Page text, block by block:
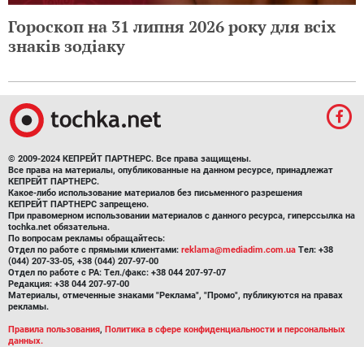
Гороскоп на 31 липня 2026 року для всіх
знаків зодіаку
© 2009-2024 КЕПРЕЙТ ПАРТНЕРС. Все права защищены.
Все права на материалы, опубликованные на данном ресурсе, принадлежат
КЕПРЕЙТ ПАРТНЕРС.
Какое-либо использование материалов без письменного разрешения
КЕПРЕЙТ ПАРТНЕРС запрещено.
При правомерном использовании материалов с данного ресурса, гиперссылка на
tochka.net обязательна.
По вопросам рекламы обращайтесь:
Отдел по работе с прямыми клиентами: reklama@mediadim.com.ua Тел: +38
(044) 207-33-05, +38 (044) 207-97-00
Отдел по работе с РА: Тел./факс: +38 044 207-97-07
Редакция: +38 044 207-97-00
Материалы, отмеченные знаками "Реклама", "Промо", публикуются на правах
рекламы.
Правила пользования, Политика в сфере конфиденциальности и персональных
данных.